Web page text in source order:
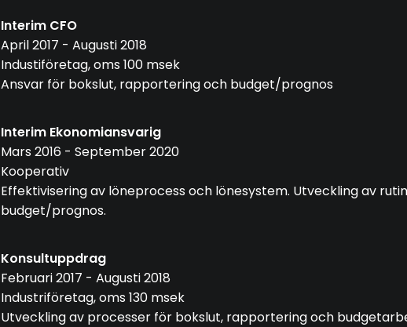
Interim CFO
April 2017 - Augusti 2018
Industiföretag, oms 100 msek
Ansvar för bokslut, rapportering och budget/prognos
Interim Ekonomiansvarig
Mars 2016 - September 2020
Kooperativ
Effektivisering av löneprocess och lönesystem. Utveckling av
budget/prognos.
Konsultuppdrag
Februari 2017 - Augusti 2018
Industriföretag, oms 130 msek
Utveckling av processer för bokslut, rapportering och